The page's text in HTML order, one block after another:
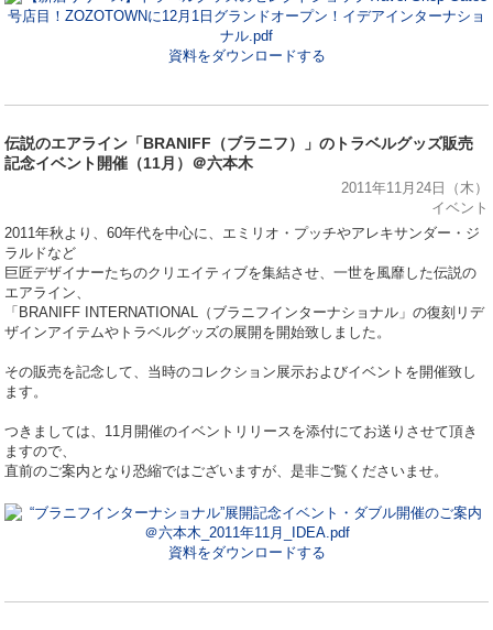
資料をダウンロードする
伝説のエアライン「BRANIFF（ブラニフ）」のトラベルグッズ販売
記念イベント開催（11月）＠六本木
2011年11月24日（木）
イベント
2011年秋より、60年代を中心に、エミリオ・プッチやアレキサンダー・ジ
ラルドなど
巨匠デザイナーたちのクリエイティブを集結させ、一世を風靡した伝説の
エアライン、
「BRANIFF INTERNATIONAL（ブラニフインターナショナル」の復刻リデ
ザインアイテムやトラベルグッズの展開を開始致しました。
その販売を記念して、当時のコレクション展示およびイベントを開催致し
ます。
つきましては、11月開催のイベントリリースを添付にてお送りさせて頂き
ますので、
直前のご案内となり恐縮ではございますが、是非ご覧くださいませ。
資料をダウンロードする